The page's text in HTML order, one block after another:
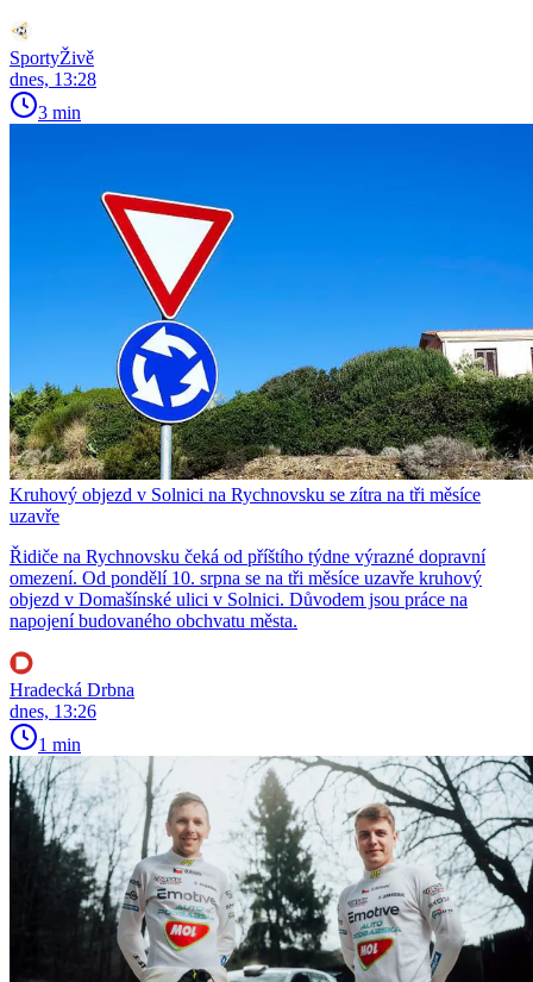
SportyŽivě
dnes, 13:28
3 min
Kruhový objezd v Solnici na Rychnovsku se zítra na tři měsíce
uzavře
Řidiče na Rychnovsku čeká od příštího týdne výrazné dopravní
omezení. Od pondělí 10. srpna se na tři měsíce uzavře kruhový
objezd v Domašínské ulici v Solnici. Důvodem jsou práce na
napojení budovaného obchvatu města.
Hradecká Drbna
dnes, 13:26
1 min